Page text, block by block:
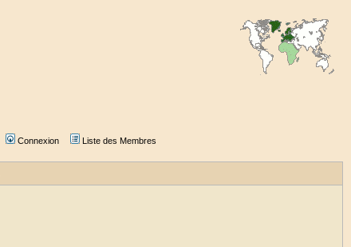
Connexion Liste des Membres